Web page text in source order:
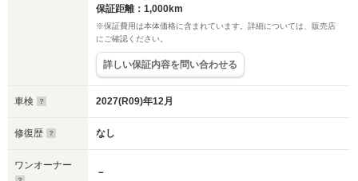
保証距離：1,000km
※保証費用は本体価格に含まれています。詳細については、販売店
にご確認ください。
詳しい保証内容を問い合わせる
車検 2027(R09)年12月
修復歴 なし
ワンオーナー
－